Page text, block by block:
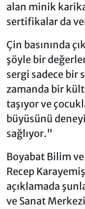
alan minik
sertifikalar da
Çin basınında
şöyle bir
sergi sadece bir
zamanda bir
taşıyor ve
büyüsünü
sağlıyor."
Boyabat Bilim
Recep
açıklamada
ve Sanat